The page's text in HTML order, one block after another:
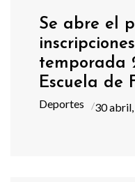
Se abre el
temporada
Escuela de
Deportes 30